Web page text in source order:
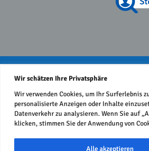
Wir schätzen Ihre Privatsphäre
Wir verwenden Cookies, um Ihr Surferlebnis
personalisierte Anzeigen oder Inhalte
Datenverkehr zu analysieren. Wenn Sie auf
klicken, stimmen Sie der Anwendung von
Alle akzeptieren